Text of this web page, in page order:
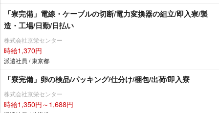
「寮完備」電線・ケーブルの切断/電力変換器の組立/即入寮/製
造・工場/日勤/日払い
株式会社京栄センター
時給1,370円
派遣社員 / 東京都
「寮完備」卵の検品/パッキング/仕分け/梱包/出荷/即入寮
株式会社京栄センター
時給1,350円～1,688円